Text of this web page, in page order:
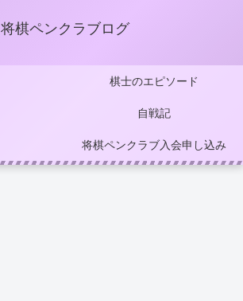
将棋ペンクラブログ
棋士のエピソード
自戦記
将棋ペンクラブ入会申し込み